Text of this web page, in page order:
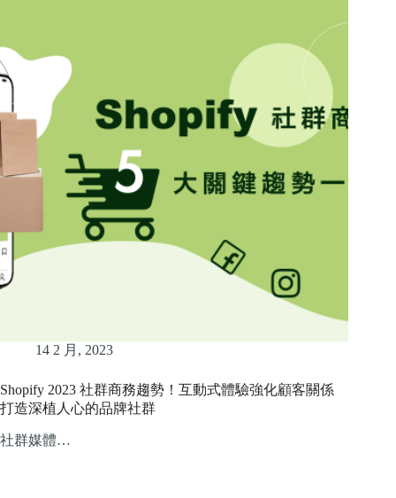
14 2 月, 2023
Shopify 2023 社群商務趨勢！互動式體驗強化顧客關係
打造深植人心的品牌社群
社群媒體…